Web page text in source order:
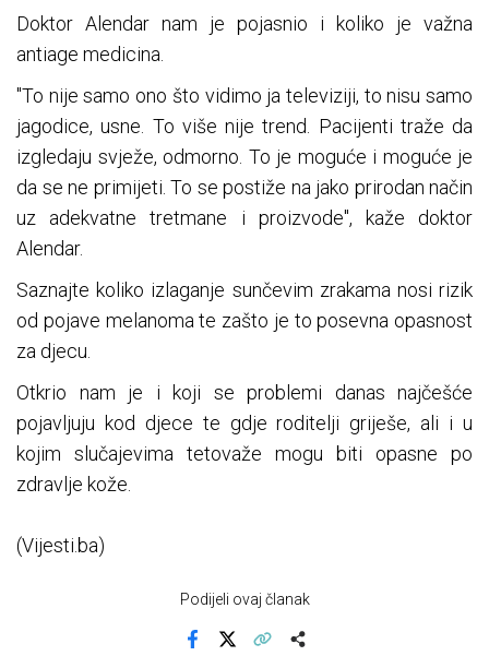
Doktor Alendar nam je pojasnio i koliko je važna
antiage medicina.
"To nije samo ono što vidimo ja televiziji, to nisu samo
jagodice, usne. To više nije trend. Pacijenti traže da
izgledaju svježe, odmorno. To je moguće i moguće je
da se ne primijeti. To se postiže na jako prirodan način
uz adekvatne tretmane i proizvode", kaže doktor
Alendar.
Saznajte koliko izlaganje sunčevim zrakama nosi rizik
od pojave melanoma te zašto je to posevna opasnost
za djecu.
Otkrio nam je i koji se problemi danas najčešće
pojavljuju kod djece te gdje roditelji griješe, ali i u
kojim slučajevima tetovaže mogu biti opasne po
zdravlje kože.
(Vijesti.ba)
Podijeli ovaj članak